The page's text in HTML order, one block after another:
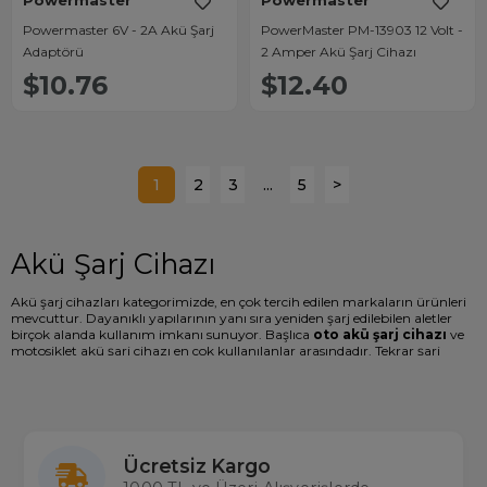
Powermaster 6V - 2A Akü Şarj
Adaptörü
$10.76
PowerMaster PM-13903 12 Volt -
2 Amper Akü Şarj Cihazı
$12.40
1 2 3 ... 5 >
Akü Şarj Cihazı
Akü şarj cihazları kategorimizde, en çok tercih edilen markaların ürünleri
mevcuttur. Dayanıklı yapılarının yanı sıra yeniden şarj edilebilen aletler
birçok alanda kullanım imkanı sunuyor. Başlıca oto akü şarj cihazı ve
motosiklet akü şarj cihazı en çok kullanılanlar arasındadır. Tekrar şarj
olmalısınız ve doğru amper, volt değerine sahip ürünü almalısınız.
Ücretsiz Kargo